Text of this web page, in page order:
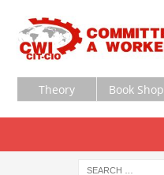
Theory Book Shop